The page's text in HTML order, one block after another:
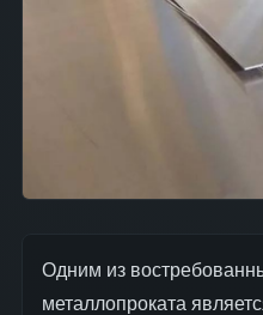
Одним из
металлопроката